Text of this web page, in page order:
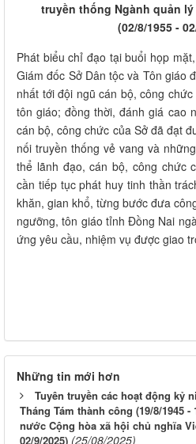
truyền thống Ngành quản
(02/8/1955 -
Phát biểu chỉ đạo tại buổi họp
Giám đốc Sở Dân tộc và Tôn giáo
nhất tới đội ngũ cán bộ, công
tôn giáo; đồng thời, đánh giá cao
cán bộ, công chức của Sở đã đạt
nối truyền thống vẻ vang và
thể lãnh đạo, cán bộ, công chức
cần tiếp tục phát huy tinh thần
khăn, gian khổ, từng bước đưa
ngưỡng, tôn giáo tỉnh Đồng Nai
ứng yêu cầu, nhiệm vụ được giao
Những tin mới hơn
Tuyên truyền các hoạt động kỷ
Tháng Tám thành công (19/8/1945 -
nước Cộng hòa xã hội chủ nghĩa
02/9/2025) (25/08/2025)